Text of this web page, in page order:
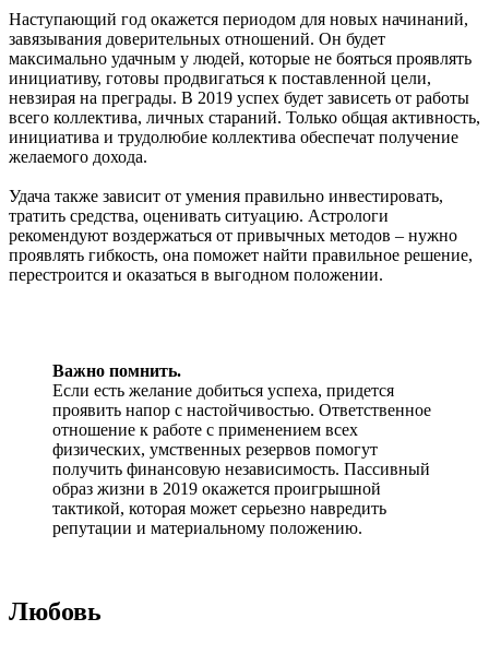
Наступающий год окажется периодом для новых начинаний,
завязывания доверительных отношений. Он будет
максимально удачным у людей, которые не бояться проявлять
инициативу, готовы продвигаться к поставленной цели,
невзирая на преграды. В 2019 успех будет зависеть от работы
всего коллектива, личных стараний. Только общая активность,
инициатива и трудолюбие коллектива обеспечат получение
желаемого дохода.
Удача также зависит от умения правильно инвестировать,
тратить средства, оценивать ситуацию. Астрологи
рекомендуют воздержаться от привычных методов – нужно
проявлять гибкость, она поможет найти правильное решение,
перестроится и оказаться в выгодном положении.
Важно помнить.
Если есть желание добиться успеха, придется
проявить напор с настойчивостью. Ответственное
отношение к работе с применением всех
физических, умственных резервов помогут
получить финансовую независимость. Пассивный
образ жизни в 2019 окажется проигрышной
тактикой, которая может серьезно навредить
репутации и материальному положению.
Любовь